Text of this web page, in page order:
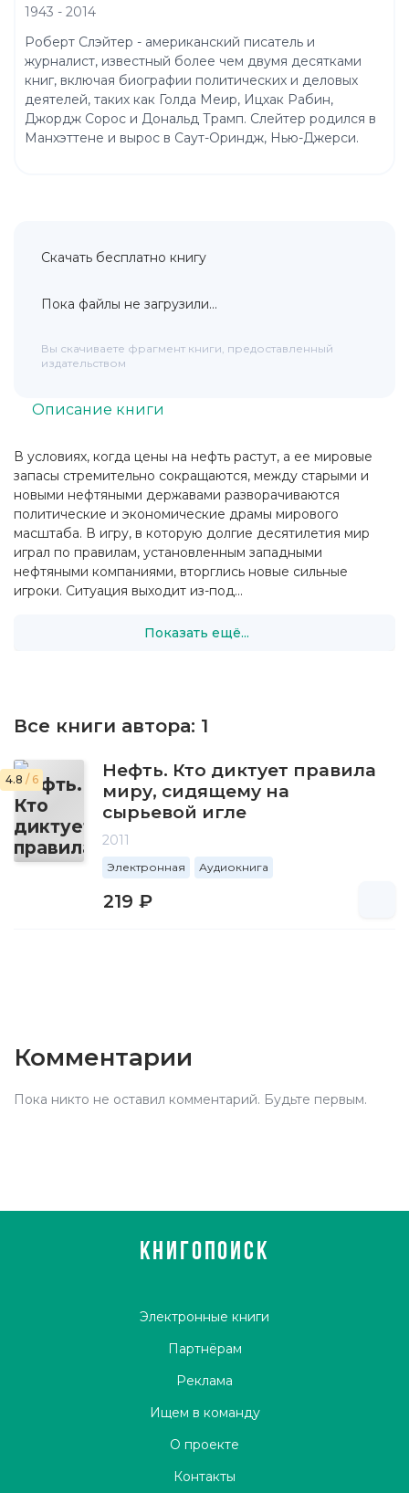
В условиях, когда цены на нефть растут, а ее мировые
запасы стремительно сокращаются, между старыми и
новыми нефтяными державами разворачиваются
политические и экономические драмы мирового
масштаба. В игру, в которую долгие десятилетия мир
играл по правилам, установленным западными
нефтяными компаниями, вторглись новые сильные
игроки. Ситуация выходит из-под...
Показать ещё...
Описание книги
Все книги автора: 1
4.8 / 6
Нефть. Кто диктует правила
миру, сидящему на
сырьевой игле
2011
Электронная Аудиокнига
219 ₽
1943 - 2014
Роберт Слэйтер - американский писатель и
журналист, известный более чем двумя десятками
книг, включая биографии политических и деловых
деятелей, таких как Голда Меир, Ицхак Рабин,
Джордж Сорос и Дональд Трамп. Слейтер родился в
Манхэттене и вырос в Саут-Ориндж, Нью-Джерси.
Скачать бесплатно книгу
Пока файлы не загрузили...
Вы скачиваете фрагмент книги, предоставленный
издательством
Комментарии
Пока никто не оставил комментарий. Будьте первым.
КНИГОПОИСК
Электронные книги
Партнёрам
Реклама
Ищем в команду
О проекте
Контакты